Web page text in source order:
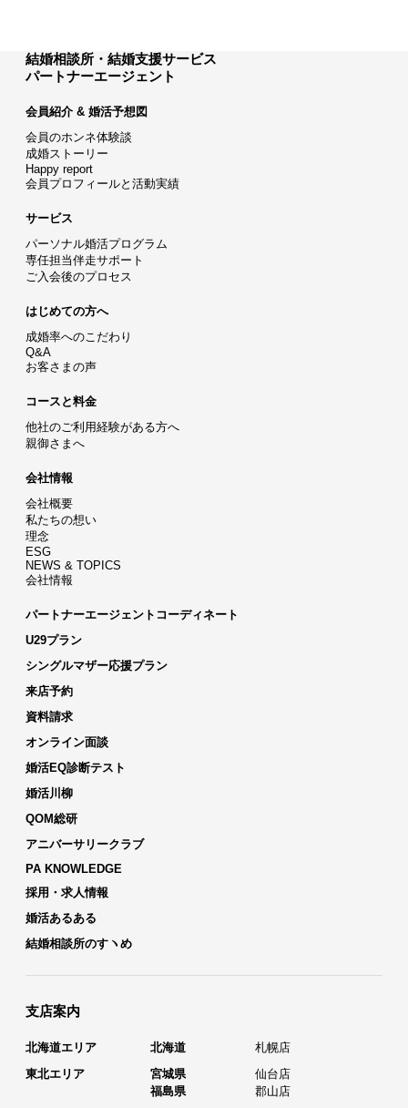
結婚相談所・結婚支援サービス
パートナーエージェント
会員紹介 & 婚活予想図
会員のホンネ体験談
成婚ストーリー
Happy report
会員プロフィールと活動実績
サービス
パーソナル婚活プログラム
専任担当伴走サポート
ご入会後のプロセス
はじめての方へ
成婚率へのこだわり
Q&A
お客さまの声
コースと料金
他社のご利用経験がある方へ
親御さまへ
会社情報
会社概要
私たちの想い
理念
ESG
NEWS & TOPICS
会社情報
パートナーエージェントコーディネート
U29プラン
シングルマザー応援プラン
来店予約
資料請求
オンライン面談
婚活EQ診断テスト
婚活川柳
QOM総研
アニバーサリークラブ
PA KNOWLEDGE
採用・求人情報
婚活あるある
結婚相談所のすヽめ
支店案内
北海道エリア 北海道
札幌店
東北エリア
宮城県
仙台店
福島県
郡山店